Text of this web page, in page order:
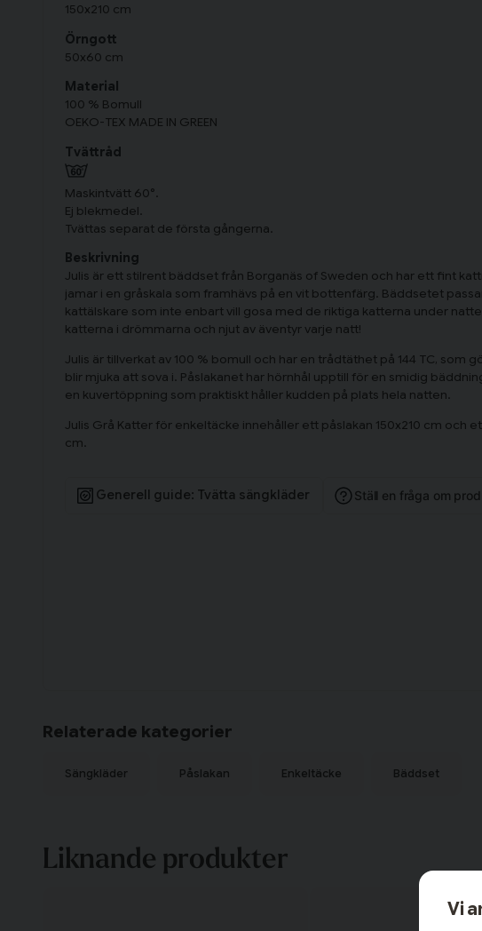
150x210 cm
Örngott
50x60 cm
Material
100 % Bomull
OEKO-TEX MADE IN GREEN
Tvättråd
Maskintvätt 60°.
Ej blekmedel.
Tvättas separat de första gångerna.
Beskrivning
Julis är ett stilrent bäddset från Borganäs of Sweden och har ett fint
jamar i en gråskala som framhävs på en vit bottenfärg. Bäddsetet
kattälskare som inte enbart vill gosa med de riktiga katterna under
katterna i drömmarna och njut av äventyr varje natt!
Julis är tillverkat av 100 % bomull och har en trådtäthet på 144 TC, som
blir mjuka att sova i. Påslakanet har hörnhål upptill för en smidig
en kuvertöppning som praktiskt håller kudden på plats hela natten.
Julis Grå Katter för enkeltäcke innehåller ett påslakan 150x210 cm och
cm.
Generell guide: Tvätta sängkläder Ställ en fråga om
Relaterade kategorier
Sängkläder Påslakan Enkeltäcke Bäddset
Liknande produkter
Vi